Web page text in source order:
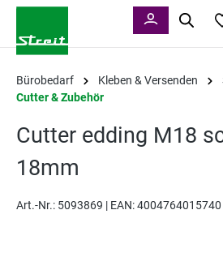
Bürobedarf Kleben & Versenden
Cutter & Zubehör
Cutter edding M18
18mm
Art.-Nr.: 5093869 | EAN: 4004764015740